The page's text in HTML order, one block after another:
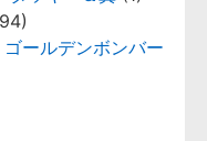
ールデンボンバー